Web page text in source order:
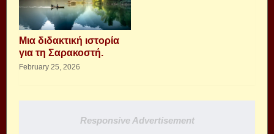
Μια διδακτική ιστορία
για τη Σαρακοστή.
February 25, 2026
Responsive Advertisement